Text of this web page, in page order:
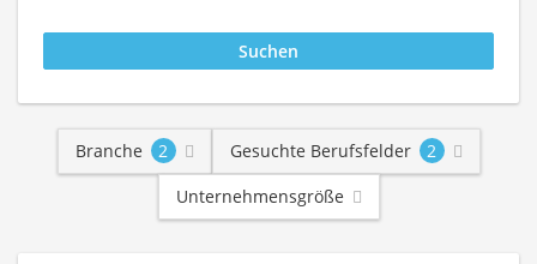
Branche 2 Gesuchte Berufsfelder
2
Unternehmensgröße